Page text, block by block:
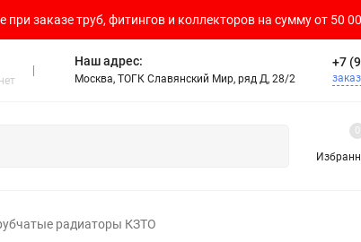
заказе труб, фитингов и коллекторов на сумму от 50
Наш адрес:
Москва, ТОГК Славянский Мир, ряд Д, 28/2
+7
0
радиаторы КЗТО